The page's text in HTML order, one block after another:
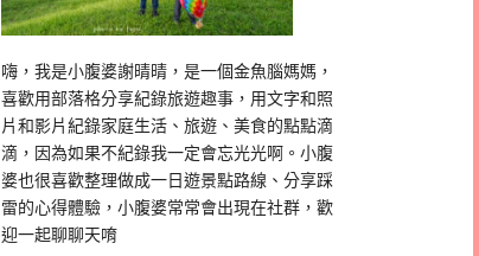
嗨，我是小腹婆謝晴晴，是一個金魚腦媽媽，
喜歡用部落格分享紀錄旅遊趣事，用文字和照
片和影片紀錄家庭生活、旅遊、美食的點點滴
滴，因為如果不紀錄我一定會忘光光啊。小腹
婆也很喜歡整理做成一日遊景點路線、分享踩
雷的心得體驗，小腹婆常常會出現在社群，歡
迎一起聊聊天唷